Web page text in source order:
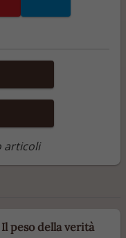
articoli
peso della verità